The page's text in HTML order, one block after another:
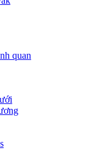
quan